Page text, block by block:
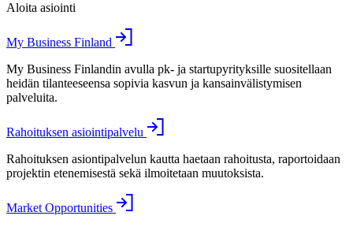
Aloita asiointi
My Business Finland
My Business Finlandin avulla pk- ja startupyrityksille suositellaan
heidän tilanteeseensa sopivia kasvun ja kansainvälistymisen
palveluita.
Rahoituksen asiointipalvelu
Rahoituksen asiontipalvelun kautta haetaan rahoitusta, raportoidaan
projektin etenemisestä sekä ilmoitetaan muutoksista.
Market Opportunities